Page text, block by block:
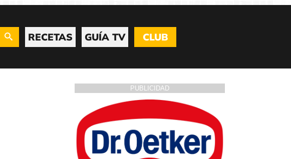
RECETAS GUÍA TV CLUB
PUBLICIDAD